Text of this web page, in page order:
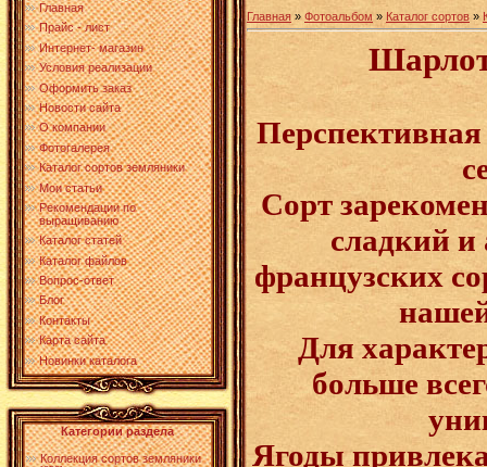
Главная
Прайс - лист
Интернет- магазин
Условия реализации
Оформить заказ
Новости сайта
О компании
Фотогалерея
Каталог сортов земляники
Мои статьи
Рекомендации по
выращиванию
Каталог статей
Каталог файлов
Вопрос-ответ
Блог
Контакты
Карта сайта
Новинки каталога
Категории раздела
Коллекция сортов земляники
Главная » Фотоальбом » Каталог сортов »
Сорт
сладкий и
французских
Для
больше
Ягоды